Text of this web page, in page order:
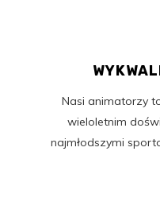
Nasi animatorzy
wieloletnim
najmłodszymi